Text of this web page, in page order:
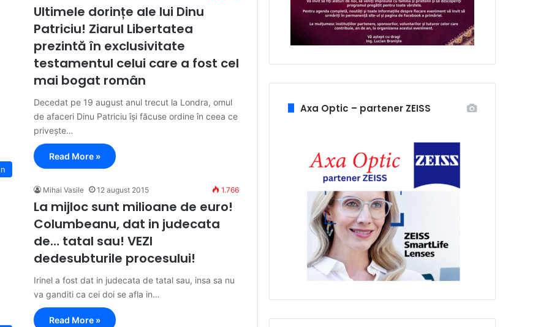
Ultimele dorințe ale lui Dinu
Patriciu! Ziarul Libertatea
prezintă în exclusivitate
testamentul celui care a fost cel
mai bogat român
Decedat pe 19 august anul trecut la Londra, omul
de afaceri Dinu Patriciu își făcuse ordine în ceea ce
privește…
Read More »
Mihai Vasile 12 august 2015 1.766
La mijloc sunt milioane de euro!
Columbeanu, dat in judecata
de… tatal sau! VEZI
dedesubturile procesului!
Irinel a fost dat in judecata de tatal sau, insa sa nu
va ganditi ca cei doi se afla in…
Read More »
Axa Optic – partener ZEISS